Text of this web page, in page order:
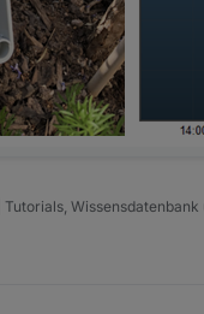
| Tutorials,